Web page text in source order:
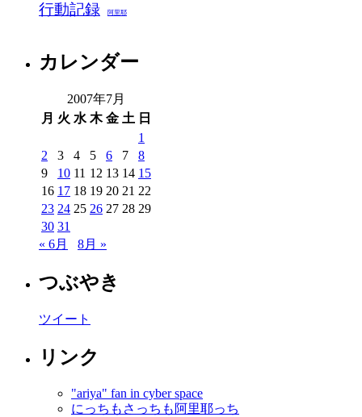
行動記録 阿里耶
カレンダー
2007年7月
月 火 水 木 金 土 日
1
2
3 4 5 6 7
8
9
10 11 12 13 14 15
16 17 18 19 20 21 22
23 24 25 26 27 28 29
30 31
« 6月
8月 »
つぶやき
ツイート
リンク
"ariya" fan in cyber space
にっちもさっちも阿里耶っち